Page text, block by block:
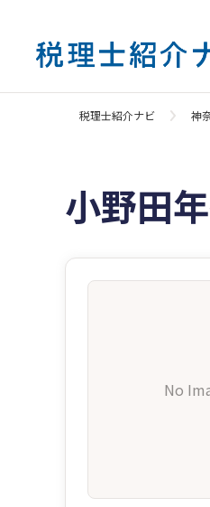
税理士紹介ナビ 神
小野田
No